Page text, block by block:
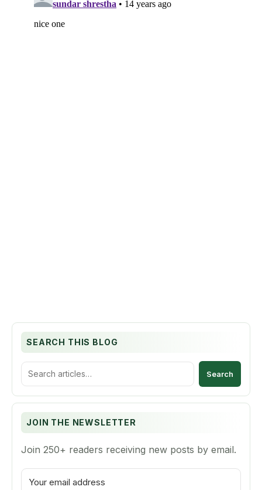
SEARCH THIS BLOG
S
r
c
h
s
JOIN THE NEWSLETTER
Join 250+ readers receiving new posts by email.